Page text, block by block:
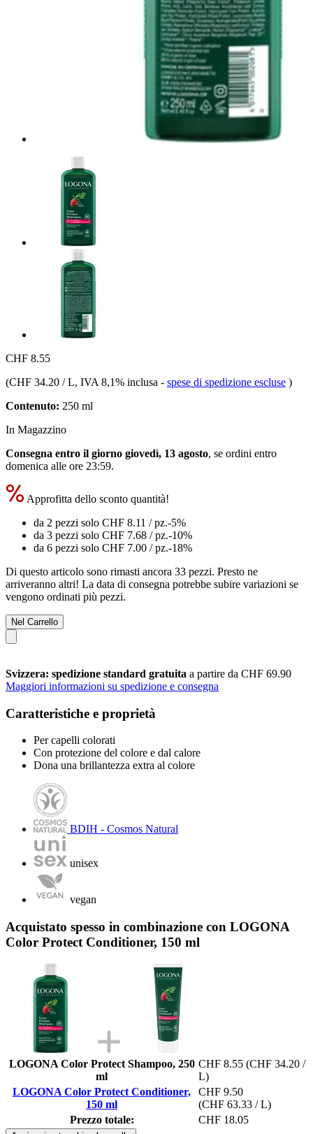
CHF 8.55
(CHF 34.20 / L, IVA 8,1% inclusa - spese di spedizione escluse )
Contenuto: 250 ml
In Magazzino
Consegna entro il giorno giovedì, 13 agosto, se ordini entro
domenica alle ore 23:59.
Approfitta dello sconto quantità!
da 2 pezzi solo CHF 8.11 / pz.-5%
da 3 pezzi solo CHF 7.68 / pz.-10%
da 6 pezzi solo CHF 7.00 / pz.-18%
Di questo articolo sono rimasti ancora 33 pezzi. Presto ne
arriveranno altri! La data di consegna potrebbe subire variazioni se
vengono ordinati più pezzi.
Nel Carrello
Svizzera: spedizione standard gratuita a partire da CHF 69.90
Maggiori informazioni su spedizione e consegna
Caratteristiche e proprietà
Per capelli colorati
Con protezione del colore e dal calore
Dona una brillantezza extra al colore
BDIH - Cosmos Natural
unisex
vegan
Acquistato spesso in combinazione con LOGONA
Color Protect Conditioner, 150 ml
LOGONA Color Protect Shampoo, 250
ml
CHF 8.55 (CHF 34.20 /
L)
LOGONA Color Protect Conditioner,
150 ml
CHF 9.50
(CHF 63.33 / L)
Prezzo totale:
CHF 18.05